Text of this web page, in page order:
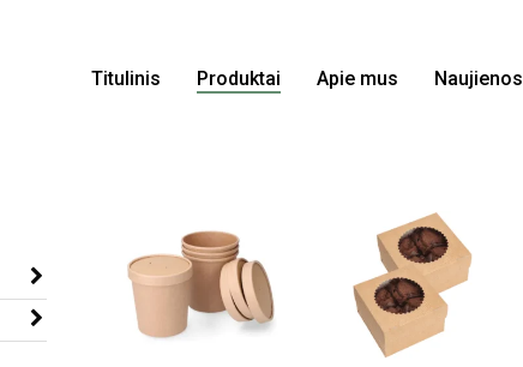
Titulinis Produktai Apie mus Naujienos